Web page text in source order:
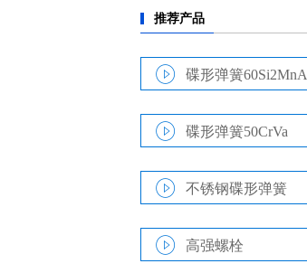
碟形弹簧60Si2MnA
碟形弹簧50CrVa
不锈钢碟形弹簧
高强螺栓